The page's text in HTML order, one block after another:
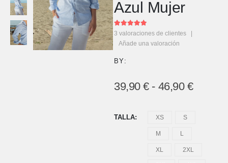
Azul Mujer
5.00 out of 5
3 valoraciones de clientes
Añade una valoración
BY:
39,90€ - 46,90 €
TALLA XS S
M L
XL 2XL